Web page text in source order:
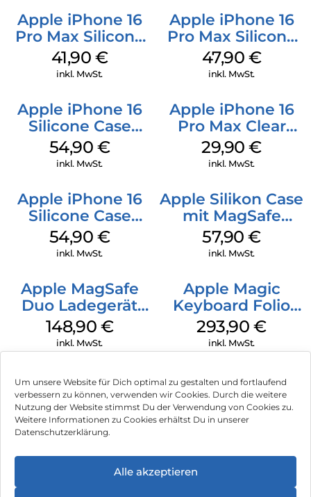
Um unsere Website für Dich optimal zu gestalten und fortlaufend
verbessern zu können, verwenden wir Cookies. Durch die weitere
Nutzung der Website stimmst Du der Verwendung von Cookies zu.
Weitere Informationen zu Cookies erhältst Du in unserer
Datenschutzerklärung.
Alle akzeptieren
Apple iPhone 16
Pro Max Silicone
Case MagSafe
Ultramarine
41,90 €
inkl. MwSt.
Apple iPhone 16
Pro Max Silicone
Case MagSafe
Black
47,90 €
inkl. MwSt.
Apple iPhone 16
Silicone Case
MagSafe Black
54,90 €
inkl. MwSt.
Apple iPhone 16
Pro Max Clear
Case MagSafe
Transparent
29,90€
inkl. MwSt.
Apple iPhone 16
Silicone Case
MagSafe Lake
Green
54,90 €
inkl. MwSt.
Apple Silikon Case
mit MagSafe
iPhone 14 Pro
(PRODUCT)RED
57,90€
inkl. MwSt.
Apple MagSafe
Duo Ladegerät
Weiß
148,90 €
inkl. MwSt.
Apple Magic
Keyboard Folio
iPad 10.9″ (10.Gen.)
Weiß
293,90€
inkl. MwSt.
Impressum